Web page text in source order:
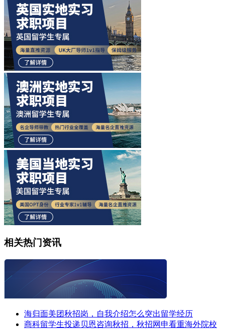
相关热门资讯
海归面美团秋招岗，自我介绍怎么突出留学经历
商科留学生投递贝恩咨询秋招，秋招网申看重海外院校